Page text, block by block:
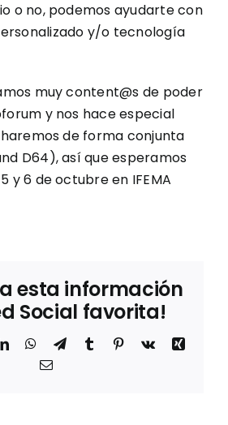
o no, podemos ayudarte con
y/o tecnología
muy content@s de poder
y nos hace especial
de forma conjunta
D64), así que esperamos
y 6 de octubre en IFEMA
esta información
Social favorita!
LinkedInWhatsApp
TelegramTumblr Pinterest
Vk
Xing
Correo